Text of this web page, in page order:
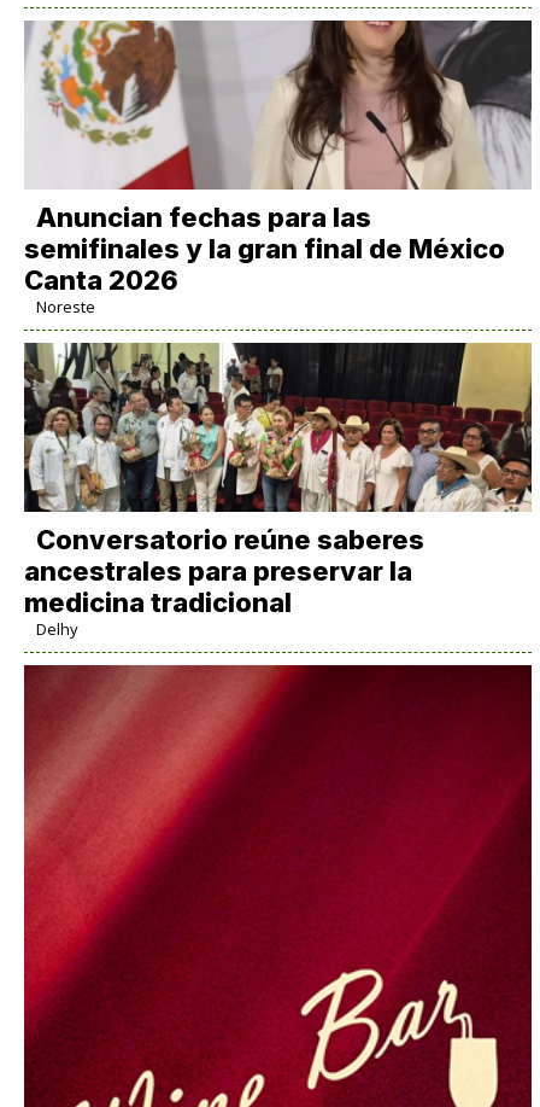
Anuncian fechas para las
semifinales y la gran final de México
Canta 2026
Noreste
Conversatorio reúne saberes
ancestrales para preservar la
medicina tradicional
Delhy